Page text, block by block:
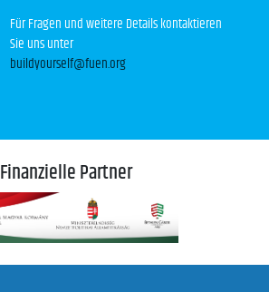
Für Fragen und weitere Details kontaktieren
Sie uns unter
buildyourself@fuen.org
Finanzielle Partner